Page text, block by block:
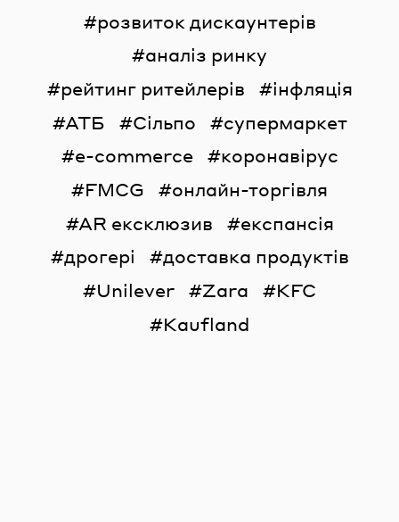
розвиток дискаунтерів
аналіз ринку
рейтинг ритейлерів
інфляція
АТБ
Сільпо
супермаркет
e-commerce
коронавірус
FMCG
онлайн-торгівля
AR ексклюзив
експансія
дрогері
доставка продуктів
Unilever
Zara
KFC
Kaufland